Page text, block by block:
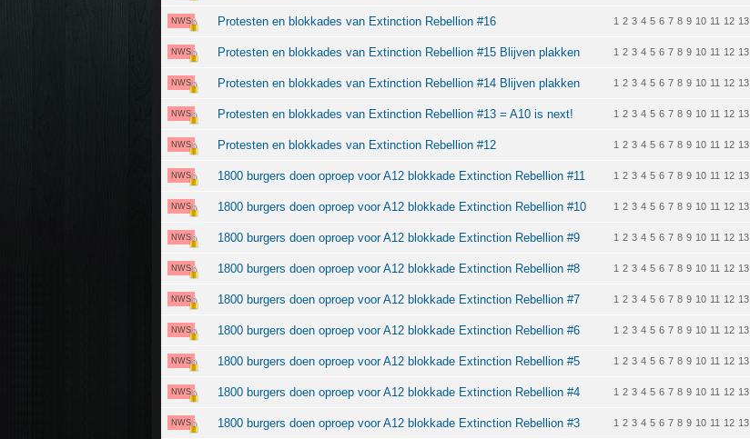
NWS Protesten en blokkades van Extinction Rebellion #16 1 2 3 4 5 6 7 8 9 10 11 12 13
NWS Protesten en blokkades van Extinction Rebellion #15 Blijven plakken 1 2 3 4 5 6 7 8 9 10 11 12 13
NWS Protesten en blokkades van Extinction Rebellion #14 Blijven plakken 1 2 3 4 5 6 7 8 9 10 11 12 13
NWS Protesten en blokkades van Extinction Rebellion #13 = A10 is next! 1 2 3 4 5 6 7 8 9 10 11 12 13
NWS Protesten en blokkades van Extinction Rebellion #12 1 2 3 4 5 6 7 8 9 10 11 12 13
NWS 1800 burgers doen oproep voor A12 blokkade Extinction Rebellion #11 1 2 3 4 5 6 7 8 9 10 11 12 13
NWS 1800 burgers doen oproep voor A12 blokkade Extinction Rebellion #10 1 2 3 4 5 6 7 8 9 10 11 12 13
NWS 1800 burgers doen oproep voor A12 blokkade Extinction Rebellion #9 1 2 3 4 5 6 7 8 9 10 11 12 13
NWS 1800 burgers doen oproep voor A12 blokkade Extinction Rebellion #8 1 2 3 4 5 6 7 8 9 10 11 12 13
NWS 1800 burgers doen oproep voor A12 blokkade Extinction Rebellion #7 1 2 3 4 5 6 7 8 9 10 11 12 13
NWS 1800 burgers doen oproep voor A12 blokkade Extinction Rebellion #6 1 2 3 4 5 6 7 8 9 10 11 12 13
NWS 1800 burgers doen oproep voor A12 blokkade Extinction Rebellion #5 1 2 3 4 5 6 7 8 9 10 11 12 13
NWS 1800 burgers doen oproep voor A12 blokkade Extinction Rebellion #4 1 2 3 4 5 6 7 8 9 10 11 12 13
NWS 1800 burgers doen oproep voor A12 blokkade Extinction Rebellion #3 1 2 3 4 5 6 7 8 9 10 11 12 13